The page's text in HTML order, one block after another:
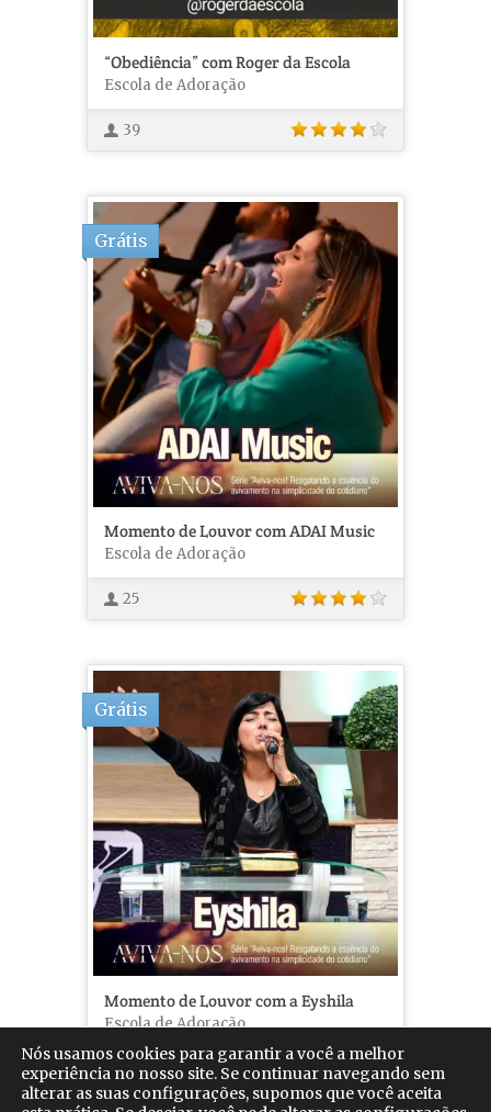
“Obediência” com Roger da Escola
Escola de Adoração
39
Grátis
Momento de Louvor com ADAI Music
Escola de Adoração
25
Grátis
Momento de Louvor com a Eyshila
Escola de Adoração
16
Nós usamos cookies para garantir a você a melhor
experiência no nosso site. Se continuar navegando sem
alterar as suas configurações, supomos que você aceita